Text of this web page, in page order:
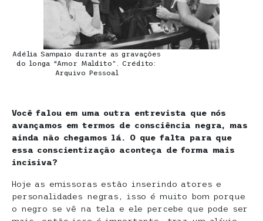
Adélia Sampaio durante as gravações
do longa “Amor Maldito”. Crédito:
Arquivo Pessoal
Você falou em uma outra entrevista que nós
avançamos em termos de consciência negra, mas
ainda não chegamos lá. O que falta para que
essa conscientização aconteça de forma mais
incisiva?
Hoje as emissoras estão inserindo atores e
personalidades negras, isso é muito bom porque
o negro se vê na tela e ele percebe que pode ser